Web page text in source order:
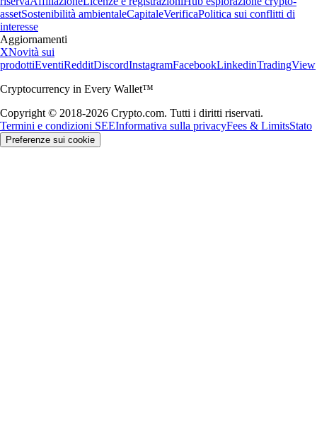
assetSostenibilità ambientaleCapitaleVerificaPolitica sui conflitti di
interesse
Aggiornamenti
XNovità sui
prodottiEventiRedditDiscordInstagramFacebookLinkedinTradingView
Cryptocurrency in Every Wallet™
Copyright © 2018-2026 Crypto.com. Tutti i diritti riservati.
Termini e condizioni SEEInformativa sulla privacyFees & LimitsStato
Preferenze sui cookie